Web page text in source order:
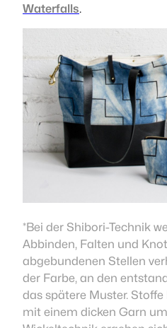
Waterfalls.
*Bei der Shibori-Technik
Abbinden, Falten und
abgebundenen Stellen
der Farbe, an den
das spätere Muster.
mit einem dicken Garn